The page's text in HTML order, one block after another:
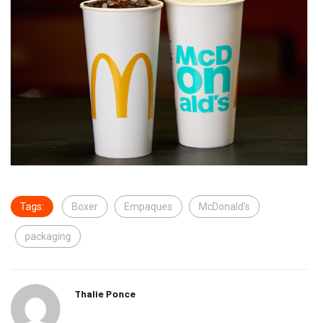
Tags: Boxer Empaques McDonald's
packaging
Thalie Ponce